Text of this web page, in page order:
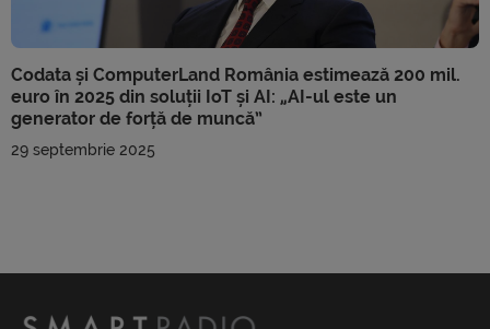
Codata și ComputerLand România estimează 200 mil.
euro în 2025 din soluții IoT și AI: „AI-ul este un
generator de forță de muncă”
29 septembrie 2025